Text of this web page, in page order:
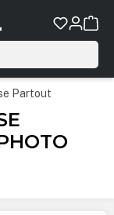
Partout